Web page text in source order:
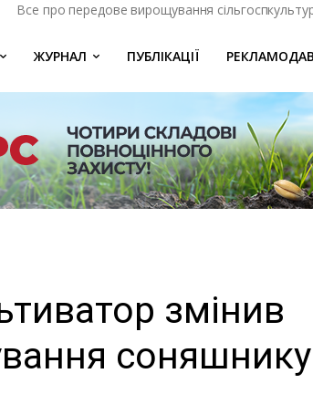
Все про передове вирощування
ЖУРНАЛ ПУБЛІКАЦІЇ
змінив
соняшнику